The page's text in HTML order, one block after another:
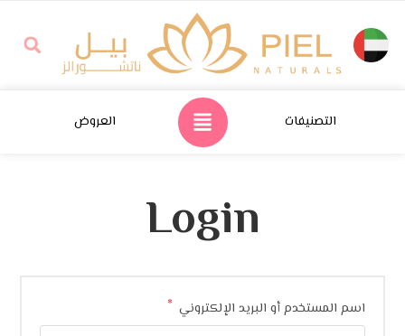
التصنيفات العروض
Login
اسم المستخدم أو البريد الإلكتروني *